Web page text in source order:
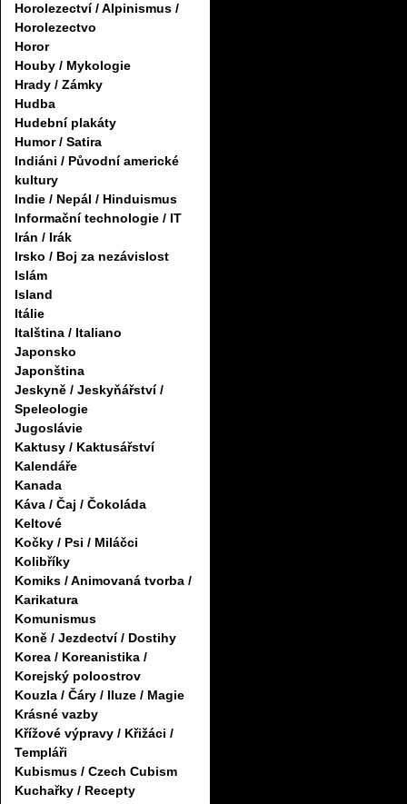
Horolezectví / Alpinismus /
Horolezectvo
Horor
Houby / Mykologie
Hrady / Zámky
Hudba
Hudební plakáty
Humor / Satira
Indiáni / Původní americké
kultury
Indie / Nepál / Hinduismus
Informační technologie / IT
Irán / Irák
Irsko / Boj za nezávislost
Islám
Island
Itálie
Italština / Italiano
Japonsko
Japonština
Jeskyně / Jeskyňářství /
Speleologie
Jugoslávie
Kaktusy / Kaktusářství
Kalendáře
Kanada
Káva / Čaj / Čokoláda
Keltové
Kočky / Psi / Miláčci
Kolibříky
Komiks / Animovaná tvorba /
Karikatura
Komunismus
Koně / Jezdectví / Dostihy
Korea / Koreanistika /
Korejský poloostrov
Kouzla / Čáry / Iluze / Magie
Krásné vazby
Křížové výpravy / Křižáci /
Templáři
Kubismus / Czech Cubism
Kuchařky / Recepty